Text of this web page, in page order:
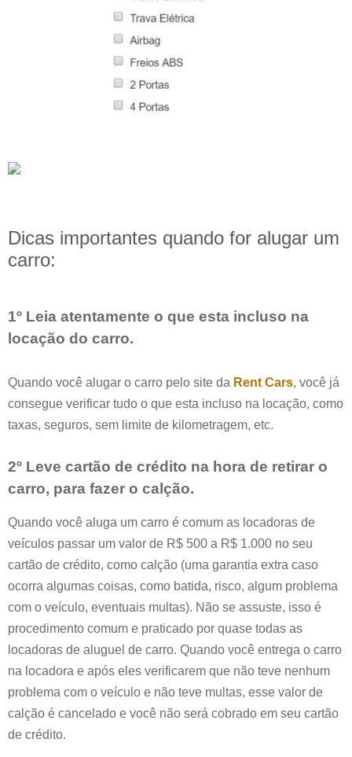
Dicas importantes quando for alugar um
carro:
1º Leia atentamente o que esta incluso na
locação do carro.
Quando você alugar o carro pelo site da Rent Cars, você já
consegue verificar tudo o que esta incluso na locação, como
taxas, seguros, sem limite de kilometragem, etc.
2º Leve cartão de crédito na hora de retirar o
carro, para fazer o calção.
Quando você aluga um carro é comum as locadoras de
veículos passar um valor de R$ 500 a R$ 1.000 no seu
cartão de crédito, como calção (uma garantia extra caso
ocorra algumas coisas, como batida, risco, algum problema
com o veículo, eventuais multas). Não se assuste, isso é
procedimento comum e praticado por quase todas as
locadoras de aluguel de carro. Quando você entrega o carro
na locadora e após eles verificarem que não teve nenhum
problema com o veículo e não teve multas, esse valor de
calção é cancelado e você não será cobrado em seu cartão
de crédito.